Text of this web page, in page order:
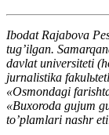
Ibodat Rajabova
tug’ilgan.
davlat universiteti
jurnalistika
«Osmondagi
«Buxoroda gujum
to’plamlari nashr